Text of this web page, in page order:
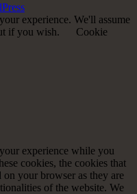
experience. We'll assume
if you wish.
Cookie
experience while you
cookies, the cookies that
on your browser as they are
of the website. We